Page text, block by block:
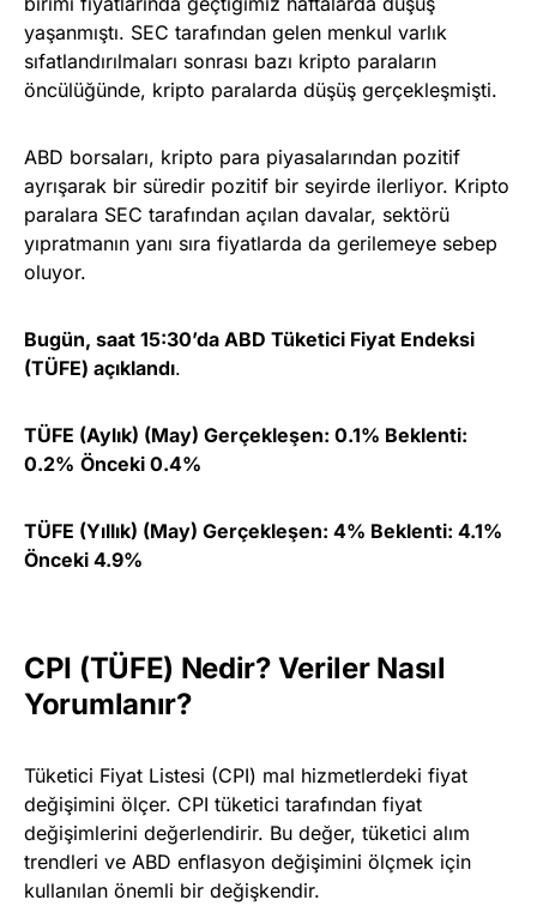
yaşanmıştı. SEC tarafından gelen menkul varlık
sıfatlandırılmaları sonrası bazı kripto paraların
öncülüğünde, kripto paralarda düşüş gerçekleşmişti.
ABD borsaları, kripto para piyasalarından pozitif
ayrışarak bir süredir pozitif bir seyirde ilerliyor. Kripto
paralara SEC tarafından açılan davalar, sektörü
yıpratmanın yanı sıra fiyatlarda da gerilemeye sebep
oluyor.
Bugün, saat 15:30’da ABD Tüketici Fiyat Endeksi
(TÜFE) açıklandı.
TÜFE (Aylık) (May) Gerçekleşen: 0.1% Beklenti:
0.2% Önceki 0.4%
TÜFE (Yıllık) (May) Gerçekleşen: 4% Beklenti: 4.1%
Önceki 4.9%
CPI (TÜFE) Nedir? Veriler Nasıl
Yorumlanır?
Tüketici Fiyat Listesi (CPI) mal hizmetlerdeki fiyat
değişimini ölçer. CPI tüketici tarafından fiyat
değişimlerini değerlendirir. Bu değer, tüketici alım
trendleri ve ABD enflasyon değişimini ölçmek için
kullanılan önemli bir değişkendir.